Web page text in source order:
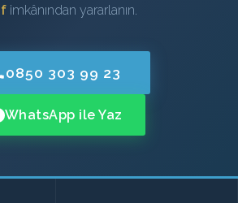
imkânından yararlanın.
0850 303 99 23
WhatsApp ile Yaz